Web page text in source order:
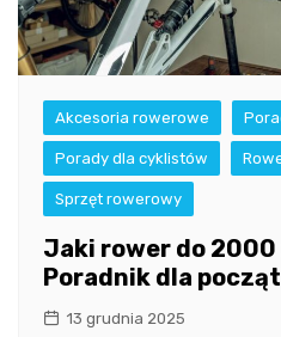
Akcesoria rowerowe
Porady dla cyklistów
Sprzęt rowerowy
Jaki rower do 2000
Poradnik dla
13 grudnia 2025